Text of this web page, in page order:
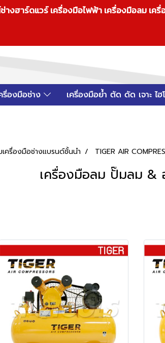
งฮาร์ดแวร์ เครื่องมือไฟฟ้า เครื่องมือลม
รื่องมือช่าง เครื่องมือย้ำ ตัด ดัด เจาะ ไฮ
เครื่องมือช่างแบรนด์ชั้นนำ TIGER AIR
เครื่องมือลม ปั๊มลม &